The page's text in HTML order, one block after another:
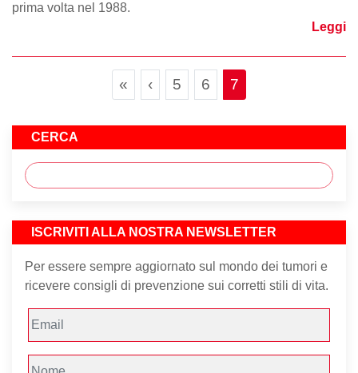
prima volta nel 1988.
Leggi
Page navigation
« ‹ Page
5 Page
6 Current Page
7
CERCA
ISCRIVITI ALLA NOSTRA NEWSLETTER
Per essere sempre aggiornato sul mondo dei tumori e
ricevere consigli di prevenzione sui corretti stili di vita.